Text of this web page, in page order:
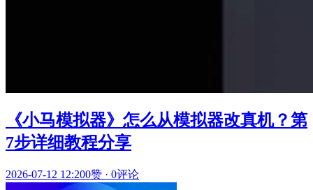
《小马模拟器》怎么从模拟器改真机？第
7步详细教程分享
2026-07-12 12:200赞 · 0评论